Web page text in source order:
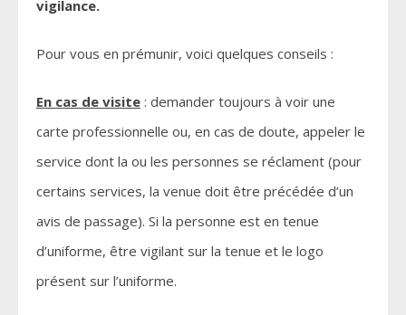
vigilance.
Pour vous en prémunir, voici quelques conseils :
En cas de visite : demander toujours à voir une
carte professionnelle ou, en cas de doute, appeler le
service dont la ou les personnes se réclament (pour
certains services, la venue doit être précédée d’un
avis de passage). Si la personne est en tenue
d’uniforme, être vigilant sur la tenue et le logo
présent sur l’uniforme.